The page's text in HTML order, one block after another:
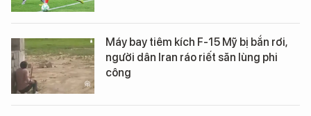
Máy bay tiêm kích F-15 Mỹ bị bắn rơi,
người dân Iran ráo riết săn lùng phi
công